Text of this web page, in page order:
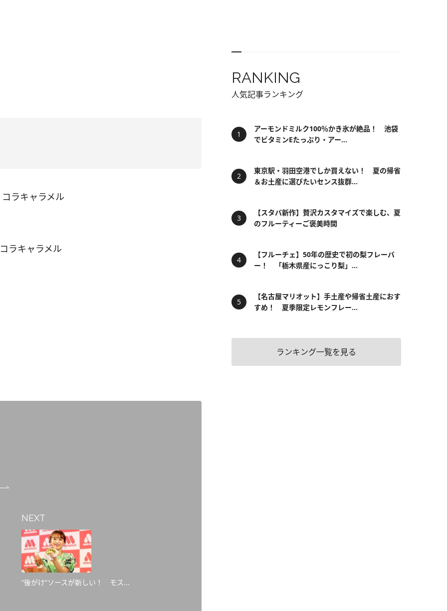
ラキャラメル
ラキャラメル
NEXT
“後がけ”ソースが新しい！ モス...
RANKING
人気記事ランキング
アーモンドミルク100％かき氷が絶品！ 池袋
でビタミンEたっぷり・アー...
東京駅・羽田空港でしか買えない！ 夏の帰省
＆お土産に選びたいセンス抜群...
【スタバ新作】贅沢カスタマイズで楽しむ、夏
のフルーティーご褒美時間
【フルーチェ】50年の歴史で初の梨フレーバ
ー！ 「栃木県産にっこり梨」...
【名古屋マリオット】手土産や帰省土産におす
すめ！ 夏季限定レモンフレー...
ランキング一覧を見る